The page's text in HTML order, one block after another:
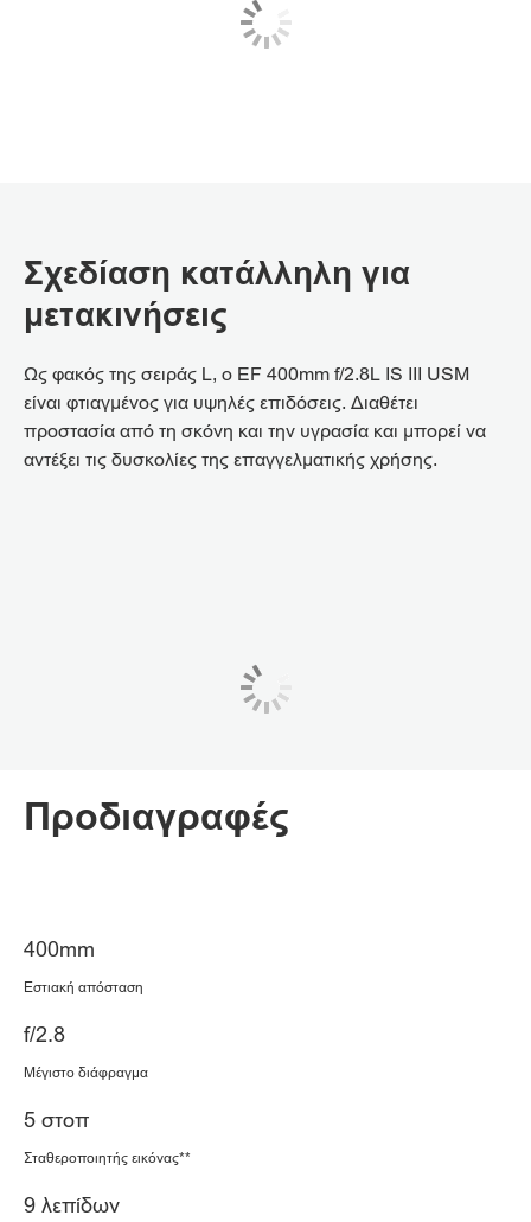
Σχεδίαση κατάλληλη για
μετακινήσεις
Ως φακός της σειράς L, ο EF 400mm f/2.8L IS III USM
είναι φτιαγμένος για υψηλές επιδόσεις. Διαθέτει
προστασία από τη σκόνη και την υγρασία και μπορεί να
αντέξει τις δυσκολίες της επαγγελματικής χρήσης.
Προδιαγραφές
400mm
Εστιακή απόσταση
f/2.8
Μέγιστο διάφραγμα
5 στοπ
Σταθεροποιητής εικόνας**
9 λεπίδων